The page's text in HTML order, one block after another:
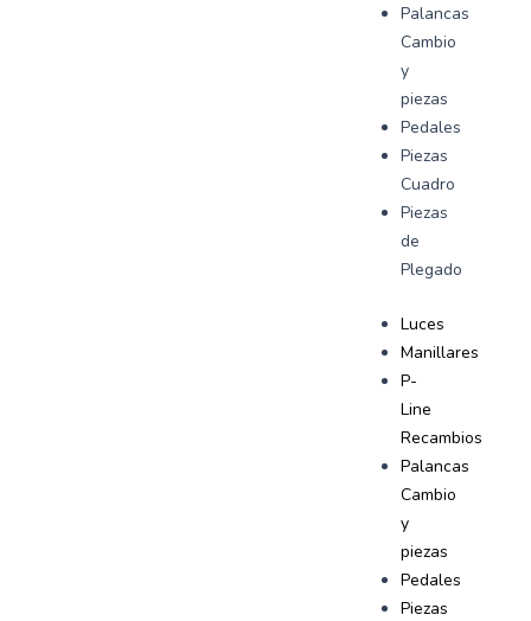
Palancas
Cambio
y
piezas
Pedales
Piezas
Cuadro
Piezas
de
Plegado
Luces
Manillares
P-
Line
Recambios
Palancas
Cambio
y
piezas
Pedales
Piezas